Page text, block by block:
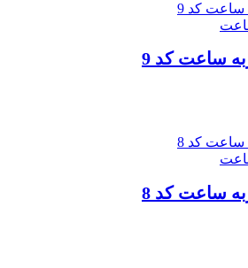
ساعت کد 9
ساعت کد 8